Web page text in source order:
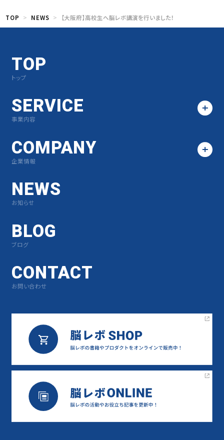
TOP NEWS 【大阪府】高校生へ脳レボ講演を行いました！
TOP
トップ
SERVICE
事業内容
COMPANY
企業情報
NEWS
お知らせ
BLOG
ブログ
CONTACT
お問い合わせ